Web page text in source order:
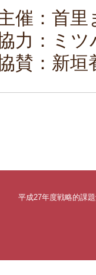
催：首里
力：ミツ
賛：新垣
平成27年度戦略的課